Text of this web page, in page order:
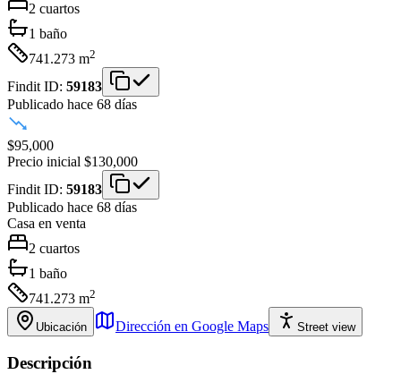
2 cuartos
1 baño
741.273 m2
Findit ID: 59183
Publicado hace 68 días
$95,000
Precio inicial $130,000
Findit ID: 59183
Publicado hace 68 días
Casa en venta
2 cuartos
1 baño
741.273 m2
Ubicación Dirección en Google Maps Street view
Descripción